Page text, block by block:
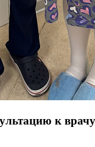
к врачу